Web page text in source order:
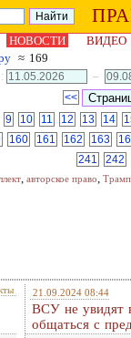
НОВОСТИ
ВИДЕО
≈ 169
–
<<
9 10 11 12 13 14
160 161 162 163
241
242
, авторское право, Трамп
21.09.2024 08:44
ВСУ не увидят
общаться с